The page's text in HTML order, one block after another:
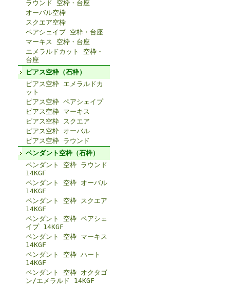
ラウンド 空枠・台座
オーバル空枠
スクエア空枠
ペアシェイプ 空枠・台座
マーキス 空枠・台座
エメラルドカット 空枠・
台座
ピアス空枠（石枠）
ピアス空枠 エメラルドカ
ット
ピアス空枠 ペアシェイプ
ピアス空枠 マーキス
ピアス空枠 スクエア
ピアス空枠 オーバル
ピアス空枠 ラウンド
ペンダント空枠（石枠）
ペンダント 空枠 ラウンド
14KGF
ペンダント 空枠 オーバル
14KGF
ペンダント 空枠 スクエア
14KGF
ペンダント 空枠 ペアシェ
イプ 14KGF
ペンダント 空枠 マーキス
14KGF
ペンダント 空枠 ハート
14KGF
ペンダント 空枠 オクタゴ
ン/エメラルド 14KGF